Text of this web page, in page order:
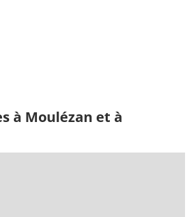
à Moulézan et à